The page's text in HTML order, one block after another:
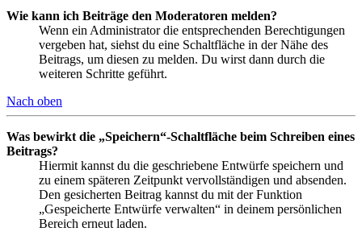
Wie kann ich Beiträge den Moderatoren melden?
Wenn ein Administrator die entsprechenden Berechtigungen
vergeben hat, siehst du eine Schaltfläche in der Nähe des
Beitrags, um diesen zu melden. Du wirst dann durch die
weiteren Schritte geführt.
Nach oben
Was bewirkt die „Speichern“-Schaltfläche beim Schreiben eines
Beitrags?
Hiermit kannst du die geschriebene Entwürfe speichern und
zu einem späteren Zeitpunkt vervollständigen und absenden.
Den gesicherten Beitrag kannst du mit der Funktion
„Gespeicherte Entwürfe verwalten“ in deinem persönlichen
Bereich erneut laden.